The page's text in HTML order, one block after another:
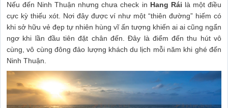
Nếu đến Ninh Thuận nhưng chưa check in Hang Rái là một điều
cực kỳ thiếu xót. Nơi đây được ví như một “thiên đường” hiếm có
khi sở hữu vẻ đẹp tự nhiên hùng vĩ ấn tượng khiến ai ai cũng ngẩn
ngơ khi lần đầu tiên đặt chân đến. Đây là điểm đến thu hút vô
cùng, vô cùng đông đảo lượng khách du lịch mỗi năm khi ghé đến
Ninh Thuận.